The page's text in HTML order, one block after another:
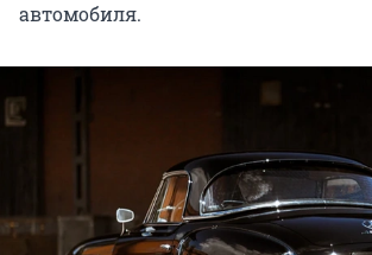
автомобиля.